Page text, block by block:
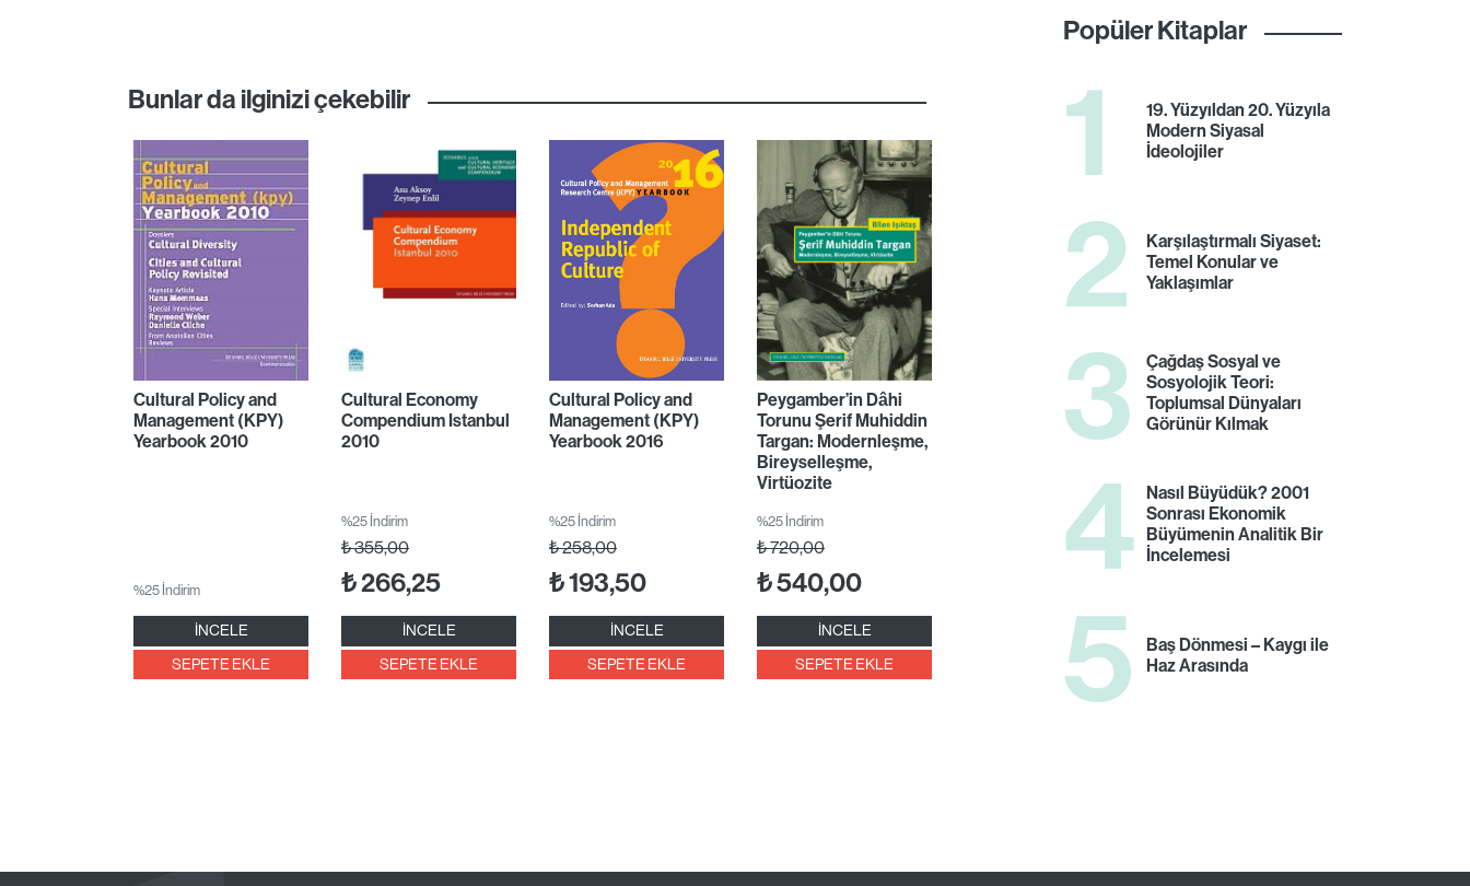
Bunlar da ilginizi çekebilir
Cultural Policy and
Management (KPY)
Yearbook 2010
%25 İndirim
İNCELE
SEPETE EKLE
Cultural Economy
Compendium Istanbul
2010
%25 İndirim
₺355,00
₺266,25
İNCELE
SEPETE EKLE
Cultural Policy and
Management (KPY)
Yearbook 2016
%25 İndirim
₺258,00
₺193,50
İNCELE
SEPETE EKLE
Peygamber’in Dâhi
Torunu Şerif Muhiddin
Targan: Modernleşme,
Bireyselleşme,
Virtüozite
%25 İndirim
₺720,00
₺540,00
İNCELE
SEPETE EKLE
Popüler Kitaplar
1
19. Yüzyıldan 20. Yüzyıla
Modern Siyasal
İdeolojiler
2
Karşılaştırmalı Siyaset:
Temel Konular ve
Yaklaşımlar
3
Çağdaş Sosyal ve
Sosyolojik Teori:
Toplumsal Dünyaları
Görünür Kılmak
4 Nasıl Büyüdük? 2001
Sonrası Ekonomik
Büyümenin Analitik Bir
İncelemesi
5
Baş Dönmesi – Kaygı ile
Haz Arasında